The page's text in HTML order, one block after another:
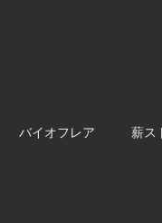
バイオフレア 薪ス